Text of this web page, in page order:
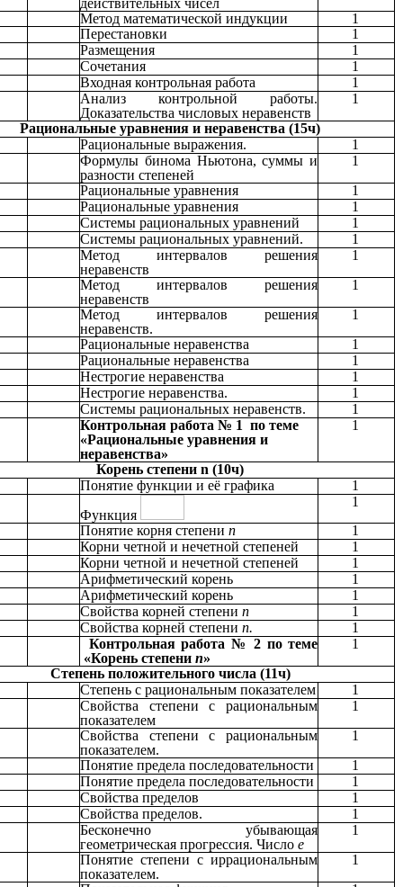
действительных чисел
Метод математической индукции
1
Перестановки
1
Размещения
1
Сочетания
1
Входная контрольная работа
1
Анализ контрольной работы.
Доказательства числовых неравенств
1
Рациональные уравнения и неравенства (15ч)
Рациональные выражения.
1
Формулы бинома Ньютона, суммы и
разности степеней
1
Рациональные уравнения
1
Рациональные уравнения
1
Системы рациональных уравнений
1
Системы рациональных уравнений.
1
Метод интервалов решения
неравенств
1
Метод интервалов решения
неравенств
1
Метод интервалов решения
неравенств.
1
Рациональные неравенства
1
Рациональные неравенства
1
Нестрогие неравенства
1
Нестрогие неравенства.
1
Системы рациональных неравенств.
1
Контрольная работа № 1 по теме
«Рациональные уравнения и
неравенства»
1
Корень степени n (10ч)
Понятие функции и её графика
1
Функция
1
Понятие корня степенип
1
Корни четной и нечетной степеней
1
Корни четной и нечетной степеней
1
Арифметический корень
1
Арифметический корень
1
Свойства корней степенип
1
Свойства корней степенип.
1
Контрольная работа № 2 по теме
«Корень степенип»
1
Степень положительного числа (11ч)
Степень с рациональным показателем
1
Свойства степени с рациональным
показателем
1
Свойства степени с рациональным
показателем.
1
Понятие предела последовательности
1
Понятие предела последовательности
1
Свойства пределов
1
Свойства пределов.
1
Бесконечно убывающая
геометрическая прогрессия. Числое
1
Понятие степени с иррациональным
показателем.
1